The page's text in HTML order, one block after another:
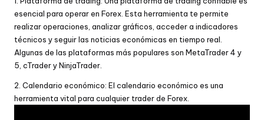
esencial para operar en Forex. Esta herramienta te permite
realizar operaciones, analizar gráficos, acceder a indicadores
técnicos y seguir las noticias económicas en tiempo real.
Algunas de las plataformas más populares son MetaTrader 4 y
5, cTrader y NinjaTrader.
2. Calendario económico: El calendario económico es una
herramienta vital para cualquier trader de Forex.